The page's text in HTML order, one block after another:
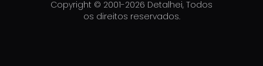
Copyright © 2001-2026 Detalhei, Todos
os direitos reservados.